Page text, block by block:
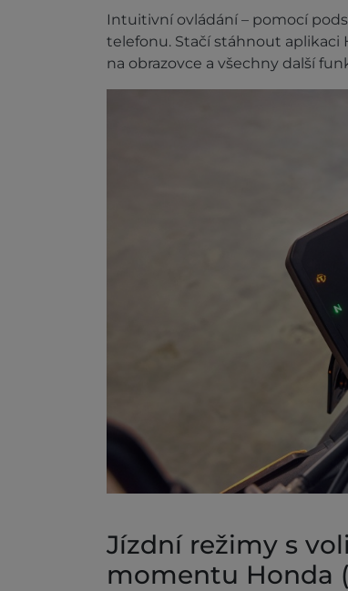
Intuitivní ovládání – pomocí
telefonu. Stačí stáhnout aplikaci
na obrazovce a všechny další
Jízdní režimy s
momentu Honda